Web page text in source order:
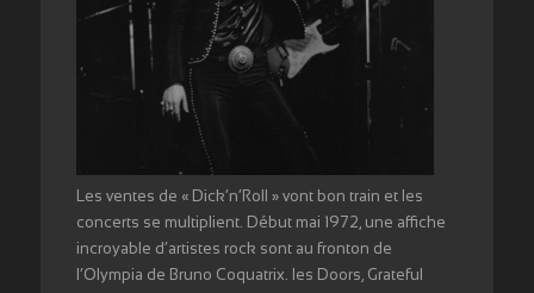
Les ventes de « Dick’n’Roll » vont bon train et les
concerts se multiplient. Début mai 1972, une affiche
incroyable d’artistes rock sont au fronton de
l’Olympia de Bruno Coquatrix. les Doors, Grateful